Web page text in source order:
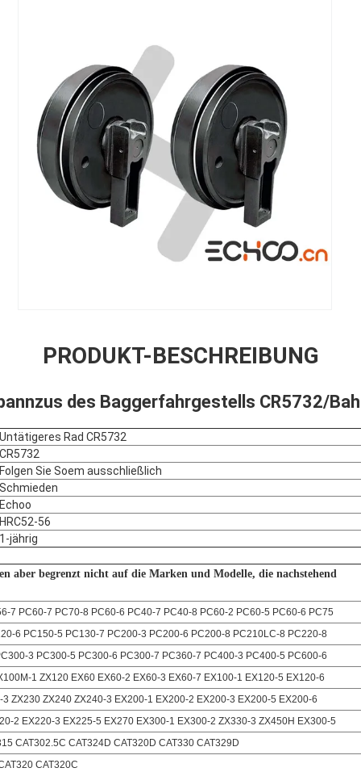
PRODUKT-BESCHREIBUNG
des Baggerfahrgestells CR5732/
Untätigeres Rad CR5732
CR5732
Folgen Sie Soem ausschließlich
Schmieden
Echoo
HRC52-56
1-jährig
aber begrenzt nicht auf die Marken und Modelle, die nachstehend
7 PC60-7 PC70-8 PC60-6 PC40-7 PC40-8 PC60-2 PC60-5 PC60-6 PC75
6 PC150-5 PC130-7 PC200-3 PC200-6 PC200-8 PC210LC-8 PC220-8
3 PC300-5 PC300-6 PC300-7 PC360-7 PC400-3 PC400-5 PC600-6
1 ZX120 EX60 EX60-2 EX60-3 EX60-7 EX100-1 EX120-5 EX120-6
3 ZX230 ZX240 ZX240-3 EX200-1 EX200-2 EX200-3 EX200-5 EX200-6
2 EX220-3 EX225-5 EX270 EX300-1 EX300-2 ZX330-3 ZX450H EX300-5
CAT302.5C CAT324D CAT320D CAT330 CAT329D
CAT320C